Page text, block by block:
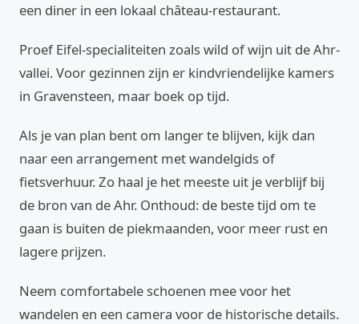
een diner in een lokaal château-restaurant.
Proef Eifel-specialiteiten zoals wild of wijn uit de Ahr-
vallei. Voor gezinnen zijn er kindvriendelijke kamers
in Gravensteen, maar boek op tijd.
Als je van plan bent om langer te blijven, kijk dan
naar een arrangement met wandelgids of
fietsverhuur. Zo haal je het meeste uit je verblijf bij
de bron van de Ahr. Onthoud: de beste tijd om te
gaan is buiten de piekmaanden, voor meer rust en
lagere prijzen.
Neem comfortabele schoenen mee voor het
wandelen en een camera voor de historische details.